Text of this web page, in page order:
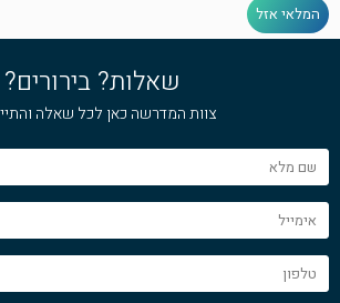
המלאי אזל
שאלות? בירורים?
צוות המדרשה כאן לכל שאלה
שם
מלא
אימייל
טלפון